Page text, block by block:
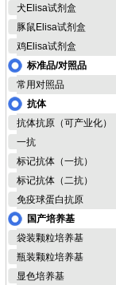
犬Elisa试剂盒
豚鼠Elisa试剂盒
鸡Elisa试剂盒
标准品/对照品
常用对照品
抗体
抗体抗原（可产业化）
一抗
标记抗体（一抗）
标记抗体（二抗）
免疫球蛋白抗原
国产培养基
袋装颗粒培养基
瓶装颗粒培养基
显色培养基